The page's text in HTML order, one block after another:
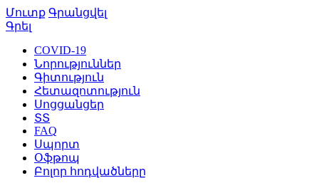
Մուտք Գրանցվել
Գրել
COVID-19
Նորություններ
Գիտություն
Հետազոտություն
Սոցցանցեր
ՏՏ
FAQ
Սպորտ
Օֆթոպ
Բոլոր հոդվածները